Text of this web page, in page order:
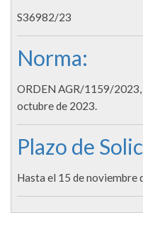
S36982/23
Norma:
ORDEN AGR/1159/2023,
octubre de 2023.
Plazo de
Hasta el 15 de noviembre